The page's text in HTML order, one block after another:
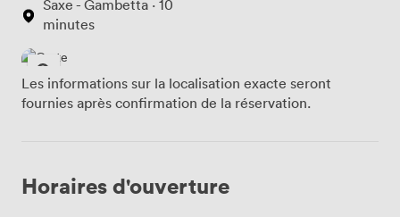
Saxe - Gambetta · 10
minutes
Les informations sur la localisation exacte seront
fournies après confirmation de la réservation.
Horaires d'ouverture